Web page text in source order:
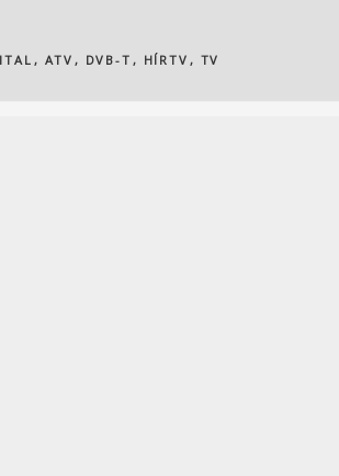
, ATV , DVB-T , HÍRTV , TV